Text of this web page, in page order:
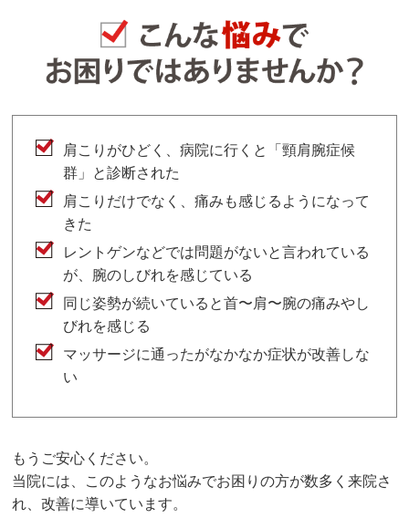
肩こりがひどく、病院に行くと「頸肩腕症候
群」と診断された
肩こりだけでなく、痛みも感じるようになって
きた
レントゲンなどでは問題がないと言われている
が、腕のしびれを感じている
同じ姿勢が続いていると首〜肩〜腕の痛みやし
びれを感じる
マッサージに通ったがなかなか症状が改善しな
い
もうご安心ください。
当院には、このようなお悩みでお困りの方が数多く来院さ
れ、改善に導いています。